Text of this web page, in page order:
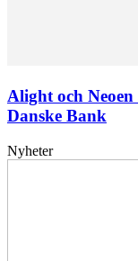
Alight och
Danske Bank
Nyheter